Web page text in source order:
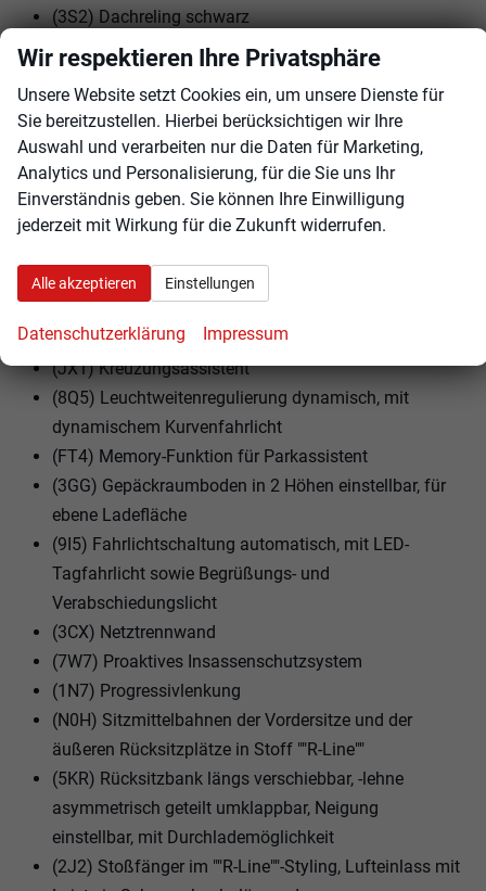
(3S2) Dachreling schwarz
(5TT) Dekor-Set ""R-Line"", durchleuchtet
(WBS) Design-Paket ""Black Style""
(8G7) Dynamischer Fernlichtassistent ""Dynamic
Light Assist""
(7M3) Einstiegsleisten vorn in Aluminium
(LV1) Fahrerlebnisschalter inkl. Innenraumerlebnis
""Atmospheres""
(RBF) Infotainment-Paket ""Discover""
Pro""
(JX1) Kreuzungsassistent
(8Q5) Leuchtweitenregulierung dynamisch, mit
dynamischem Kurvenfahrlicht
(FT4) Memory-Funktion für Parkassistent
(3GG) Gepäckraumboden in 2 Höhen einstellbar, für
ebene Ladefläche
(9I5) Fahrlichtschaltung automatisch, mit LED-
Tagfahrlicht sowie Begrüßungs- und
Verabschiedungslicht
(3CX) Netztrennwand
(7W7) Proaktives Insassenschutzsystem
(1N7) Progressivlenkung
(N0H) Sitzmittelbahnen der Vordersitze und der
äußeren Rücksitzplätze in Stoff ""R-Line""
(5KR) Rücksitzbank längs verschiebbar, -lehne
asymmetrisch geteilt umklappbar, Neigung
einstellbar, mit Durchlademöglichkeit
(2J2) Stoßfänger im ""R-Line""-Styling, Lufteinlass mit
Wir respektieren Ihre Privatsphäre
Unsere Website setzt Cookies ein, um unsere Dienste für
Sie bereitzustellen. Hierbei berücksichtigen wir Ihre
Auswahl und verarbeiten nur die Daten für Marketing,
Analytics und Personalisierung, für die Sie uns Ihr
Einverständnis geben. Sie können Ihre Einwilligung
jederzeit mit Wirkung für die Zukunft widerrufen.
Alle akzeptieren Einstellungen
Datenschutzerklärung Impressum